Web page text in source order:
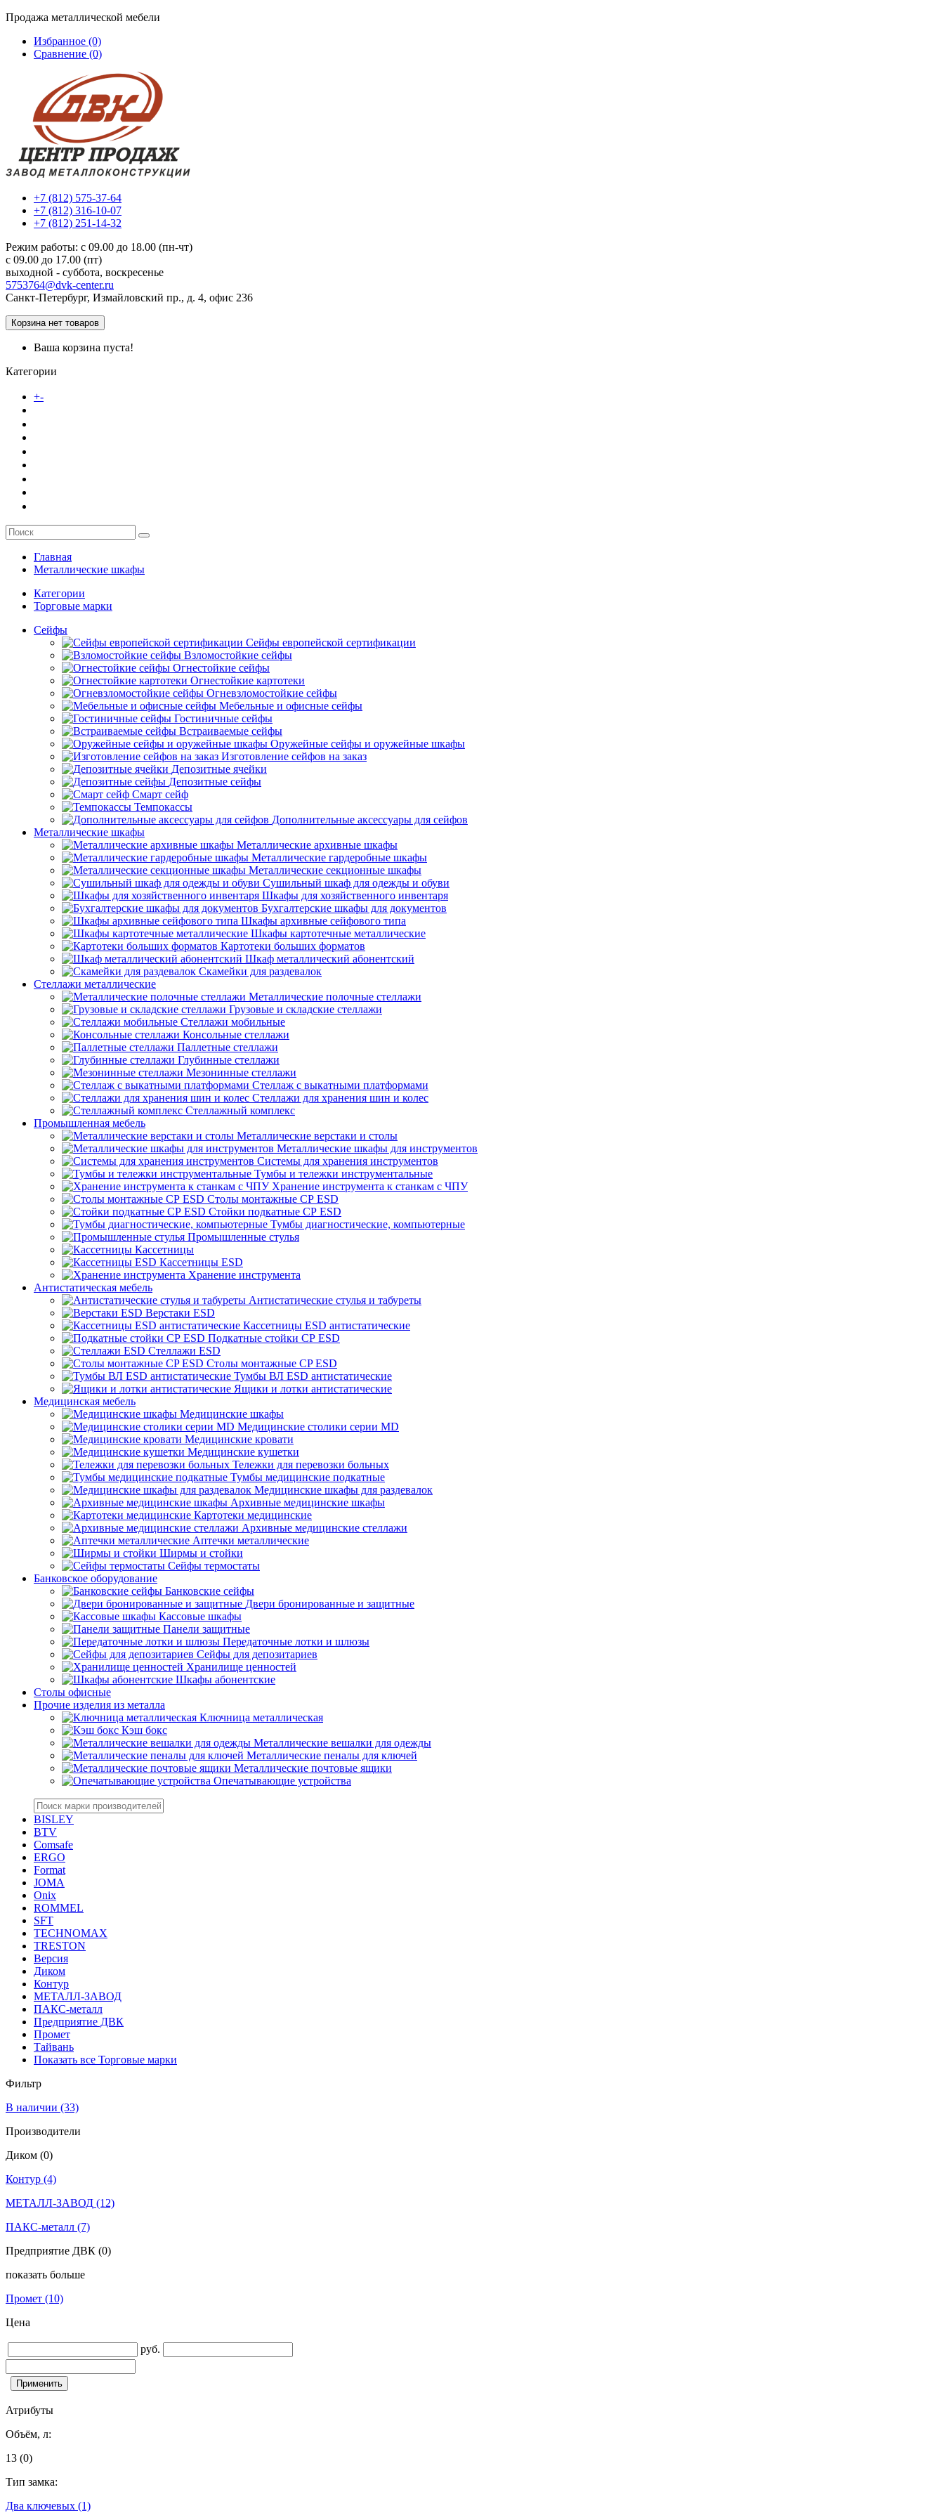
Продажа металлической мебели
Избранное (0)
Сравнение (0)
+7 (812) 575-37-64
+7 (812) 316-10-07
+7 (812) 251-14-32
Режим работы: c 09.00 до 18.00 (пн-чт)
c 09.00 до 17.00 (пт)
выходной - суббота, воскресенье
5753764@dvk-center.ru
Санкт-Петербург, Измайловский пр., д. 4, офис 236
Корзина нет товаров
Ваша корзина пуста!
Категории
+-
Главная
Металлические шкафы
Категории
Торговые марки
Сейфы
Сейфы европейской сертификации
Взломостойкие сейфы
Огнестойкие сейфы
Огнестойкие картотеки
Огневзломостойкие сейфы
Мебельные и офисные сейфы
Гостиничные сейфы
Встраиваемые сейфы
Оружейные сейфы и оружейные шкафы
Изготовление сейфов на заказ
Депозитные ячейки
Депозитные сейфы
Смарт сейф
Темпокассы
Дополнительные аксессуары для сейфов
Металлические шкафы
Металлические архивные шкафы
Металлические гардеробные шкафы
Металлические секционные шкафы
Сушильный шкаф для одежды и обуви
Шкафы для хозяйственного инвентаря
Бухгалтерские шкафы для документов
Шкафы архивные сейфового типа
Шкафы картотечные металлические
Картотеки больших форматов
Шкаф металлический абонентский
Скамейки для раздевалок
Стеллажи металлические
Металлические полочные стеллажи
Грузовые и складские стеллажи
Стеллажи мобильные
Консольные стеллажи
Паллетные стеллажи
Глубинные стеллажи
Мезонинные стеллажи
Стеллаж с выкатными платформами
Стеллажи для хранения шин и колес
Стеллажный комплекс
Промышленная мебель
Металлические верстаки и столы
Металлические шкафы для инструментов
Системы для хранения инструментов
Тумбы и тележки инструментальные
Хранение инструмента к станкам с ЧПУ
Столы монтажные СР ESD
Стойки подкатные СР ESD
Тумбы диагностические, компьютерные
Промышленные стулья
Кассетницы
Кассетницы ESD
Хранение инструмента
Антистатическая мебель
Антистатические стулья и табуреты
Верстаки ESD
Кассетницы ESD антистатические
Подкатные стойки СР ESD
Стеллажи ESD
Столы монтажные CP ESD
Тумбы ВЛ ESD антистатические
Ящики и лотки антистатические
Медицинская мебель
Медицинские шкафы
Медицинские столики серии MD
Медицинские кровати
Медицинские кушетки
Тележки для перевозки больных
Тумбы медицинские подкатные
Медицинские шкафы для раздевалок
Архивные медицинские шкафы
Картотеки медицинские
Архивные медицинские стеллажи
Аптечки металлические
Ширмы и стойки
Сейфы термостаты
Банковское оборудование
Банковские сейфы
Двери бронированные и защитные
Кассовые шкафы
Панели защитные
Передаточные лотки и шлюзы
Сейфы для депозитариев
Хранилище ценностей
Шкафы абонентские
Столы офисные
Прочие изделия из металла
Ключница металлическая
Кэш бокс
Металлические вешалки для одежды
Металлические пеналы для ключей
Металлические почтовые ящики
Опечатывающие устройства
BISLEY
BTV
Comsafe
ERGO
Format
JOMA
Onix
ROMMEL
SFT
TECHNOMAX
TRESTON
Версия
Диком
Контур
МЕТАЛЛ-ЗАВОД
ПАКС-металл
Предприятие ДВК
Промет
Тайвань
Показать все Торговые марки
Фильтр
В наличии (33)
Производители
Диком (0)
Контур (4)
МЕТАЛЛ-ЗАВОД (12)
ПАКС-металл (7)
Предприятие ДВК (0)
показать больше
Промет (10)
Цена
руб.
Атрибуты
Объём, л:
13 (0)
Тип замка:
Два ключевых (1)